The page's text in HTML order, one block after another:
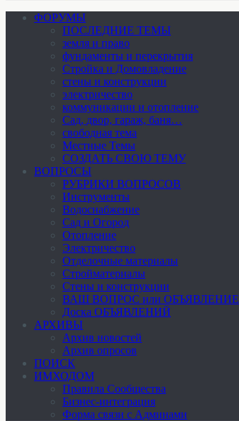
ФОРУМЫ
ПОСЛЕДНИЕ ТЕМЫ
земля и право
фундаменты и перекрытия
Стройка и Домовладение
стены и конструкции
электричество
коммуникации и отопление
Cад, двор, гараж, баня…
свободная тема
Местные Темы
СОЗДАТЬ СВОЮ ТЕМУ
ВОПРОСЫ
РУБРИКИ ВОПРОСОВ
Инструменты
Водоснабжение
Сад и Огород
Отопление
Электричество
Отделочные материалы
Стройматериалы
Стены и конструкции
ВАШ ВОПРОС или ОБЪЯВЛЕНИЕ
Доска ОБЪЯВЛЕНИЙ
АРХИВЫ
Архив новостей
Архив опросов
ПОИСК
ИМХОДОМ
Правила Сообщества
Бизнес-интеграция
Форма связи с Админами